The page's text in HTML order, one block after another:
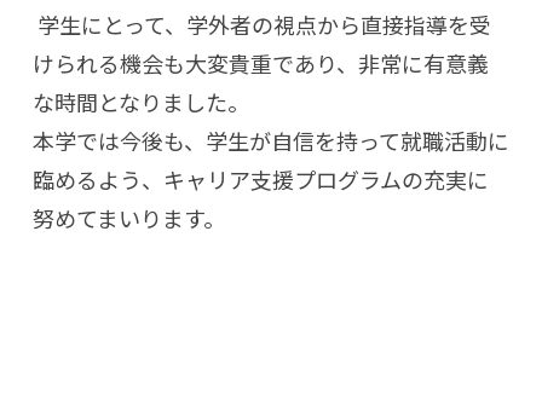
学生にとって、学外者の視点から直接指導を受
けられる機会も大変貴重であり、非常に有意義
な時間となりました。
本学では今後も、学生が自信を持って就職活動に
臨めるよう、キャリア支援プログラムの充実に
努めてまいります。